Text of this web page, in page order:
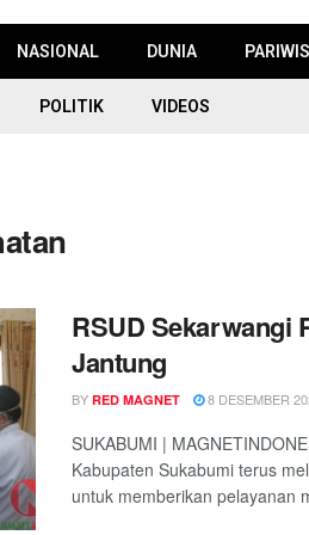
NASIONAL DUNIA
POLITIK VIDEOS
RSUD Sekarwangi
Jantung
BY RED MAGNET 8 DESEMBER
SUKABUMI |
Kabupaten Sukabumi terus
untuk memberikan pelayanan